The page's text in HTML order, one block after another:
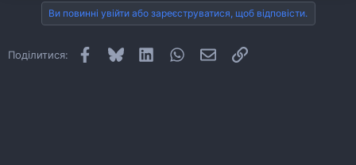
Ви повинні увійти або зареєструватися, щоб відповісти.
Поділитися: Facebook
Bluesky LinkedInWhatsApp
E-mailПосилання